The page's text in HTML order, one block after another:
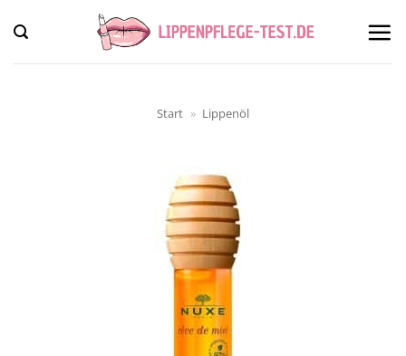
Inhalt
springen
Start » Lippenöl